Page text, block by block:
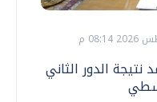
نتيجة الدور الثاني